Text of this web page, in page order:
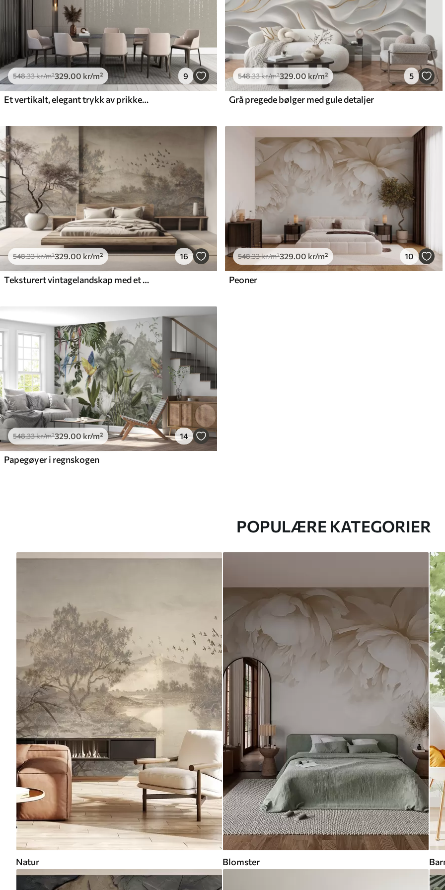
548.33kr/m²329.00 kr/m² 9
Et vertikalt, elegant trykk av prikkete kranser på en beige teksturert bakgrunn, noe som skaper en følelse av dybde og bevegelse
548.33kr/m²329.00 kr/m² 5
Grå pregede bølger med gule detaljer
548.33kr/m²329.00kr/m² 16
Teksturert vintagelandskap med et tre nær en elv og en overskyet himmel, naturkunst i sepiatoner
548.33kr/m²329 .00 kr/m² 10
Peoner
548.33kr/m²329.00 kr/m² 14
Papegøyer i regnskogen
POPULÆRE KATEGORIER
Natur Blomster